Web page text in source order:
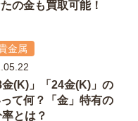
の金も買取可能！
金属
金(K)」「24金(K)」の
て何？「金」特有の
とは？